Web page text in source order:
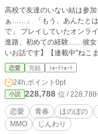
高校で友達のいない結は参
ぁ……」 「もう、あんたと
で」 プレイしていたオンラ
進路、初めての経験……彼女
いお話です】【連載中"ねこ
す】
恋愛 完結 ｼｮｰﾄｼｮｰﾄ
24h.ポイント 0pt
小説 228,788 位 /
恋愛 青春 ほのぼの
MMO
じんわり